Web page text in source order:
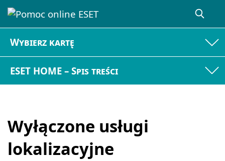
Wybierz kartę
ESET HOME – Spis treści
Wyłączone usługi
lokalizacyjne